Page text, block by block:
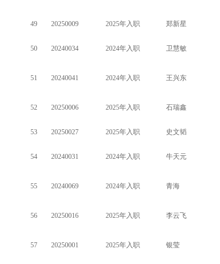
49 20250009 2025年入职 郑新星
50 20240034 2024年入职 卫慧敏
51 20240041 2024年入职 王兴东
52 20250006 2025年入职 石瑞鑫
53 20250027 2025年入职 史文韬
54 20240031 2024年入职 牛天元
55 20240069 2024年入职 青海
56 20250016 2025年入职 李云飞
57 20250001 2025年入职 银莹